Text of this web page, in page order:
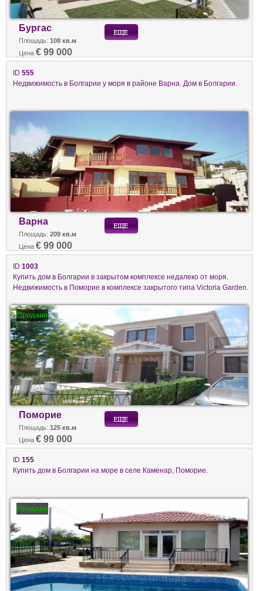
Бургас
Площадь: 108 кв.м
Цена € 99 000
ID 555
Недвижимость в Болгарии у моря в районе Варна. Дом в Болгарии.
Варна
Площадь: 209 кв.м
Цена € 99 000
ID 1003
Купить дом в Болгарии в закрытом комплексе недалеко от моря.
Недвижимость в Поморие в комплексе закрытого типа Victoria Garden.
Продано
Поморие
Площадь: 125 кв.м
Цена € 99 000
ID 155
Купить дом в Болгарии на море в селе Каменар, Поморие.
Продано